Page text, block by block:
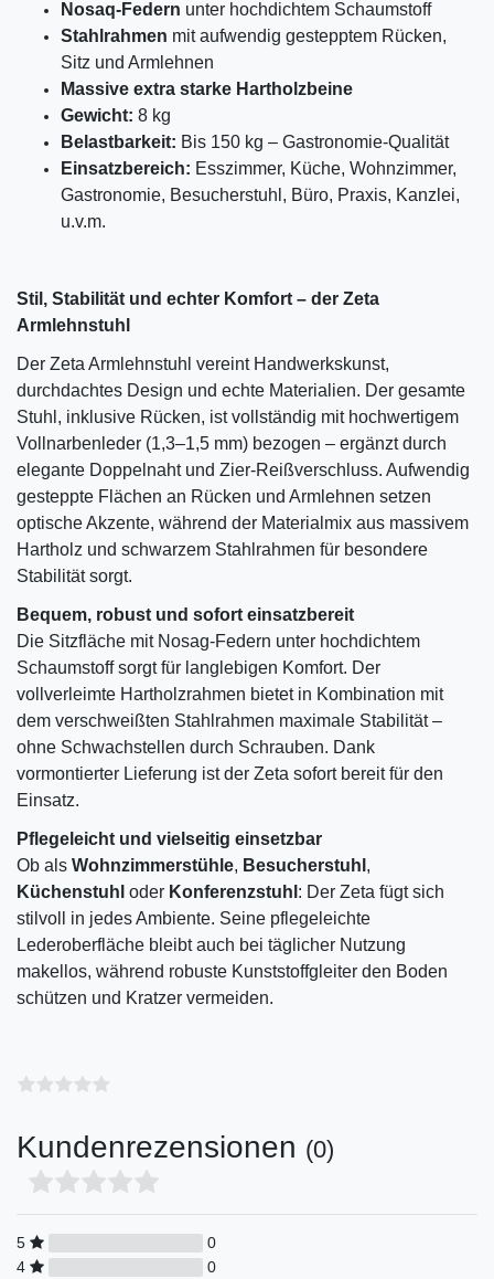
Nosaq-Federn unter hochdichtem Schaumstoff
Stahlrahmen mit aufwendig gestepptem Rücken,
Sitz und Armlehnen
Massive extra starke Hartholzbeine
Gewicht: 8 kg
Belastbarkeit: Bis 150 kg – Gastronomie-Qualität
Einsatzbereich: Esszimmer, Küche, Wohnzimmer,
Gastronomie, Besucherstuhl, Büro, Praxis, Kanzlei,
u.v.m.
Stil, Stabilität und echter Komfort – der Zeta
Armlehnstuhl
Der Zeta Armlehnstuhl vereint Handwerkskunst,
durchdachtes Design und echte Materialien. Der gesamte
Stuhl, inklusive Rücken, ist vollständig mit hochwertigem
Vollnarbenleder (1,3–1,5 mm) bezogen – ergänzt durch
elegante Doppelnaht und Zier-Reißverschluss. Aufwendig
gesteppte Flächen an Rücken und Armlehnen setzen
optische Akzente, während der Materialmix aus massivem
Hartholz und schwarzem Stahlrahmen für besondere
Stabilität sorgt.
Bequem, robust und sofort einsatzbereit
Die Sitzfläche mit Nosag-Federn unter hochdichtem
Schaumstoff sorgt für langlebigen Komfort. Der
vollverleimte Hartholzrahmen bietet in Kombination mit
dem verschweißten Stahlrahmen maximale Stabilität –
ohne Schwachstellen durch Schrauben. Dank
vormontierter Lieferung ist der Zeta sofort bereit für den
Einsatz.
Pflegeleicht und vielseitig einsetzbar
Ob als Wohnzimmerstühle, Besucherstuhl ,
Küchenstuhl oder Konferenzstuhl : Der Zeta fügt sich
stilvoll in jedes Ambiente. Seine pflegeleichte
Lederoberfläche bleibt auch bei täglicher Nutzung
makellos, während robuste Kunststoffgleiter den Boden
schützen und Kratzer vermeiden.
Kundenrezensionen (0)
5
0
4
0